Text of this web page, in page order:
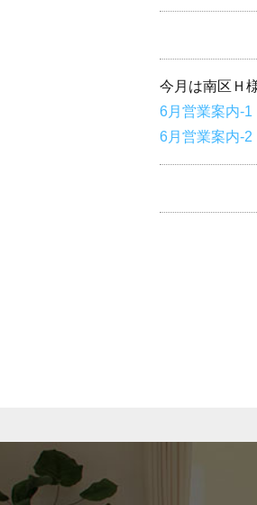
今月は南区Ｈ
6月営業案内-1
6月営業案内-2